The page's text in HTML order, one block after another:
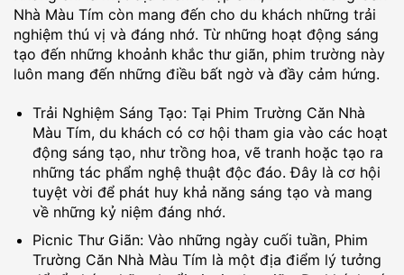
Nhà Màu Tím còn mang đến cho du khách những trải
nghiệm thú vị và đáng nhớ. Từ những hoạt động sáng
tạo đến những khoảnh khắc thư giãn, phim trường này
luôn mang đến những điều bất ngờ và đầy cảm hứng.
Trải Nghiệm Sáng Tạo: Tại Phim Trường Căn Nhà
Màu Tím, du khách có cơ hội tham gia vào các hoạt
động sáng tạo, như trồng hoa, vẽ tranh hoặc tạo ra
những tác phẩm nghệ thuật độc đáo. Đây là cơ hội
tuyệt vời để phát huy khả năng sáng tạo và mang
về những kỷ niệm đáng nhớ.
Picnic Thư Giãn: Vào những ngày cuối tuần, Phim
Trường Căn Nhà Màu Tím là một địa điểm lý tưởng